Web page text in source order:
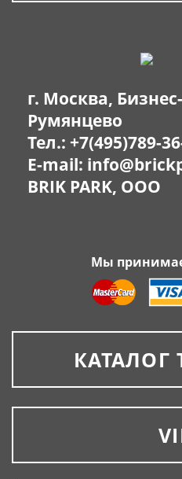
г. Москва,
Румянцево
Тел.: +7(495)789-
E-mail:
BRIK PARK, OOO
Мы
КАТАЛОГ